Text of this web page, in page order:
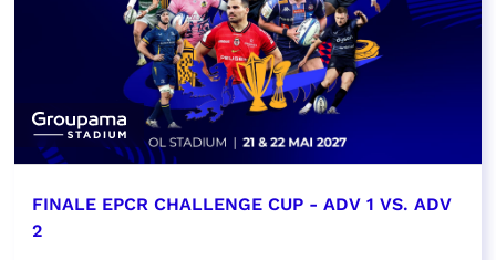
FINALE EPCR CHALLENGE CUP - ADV 1 VS. ADV
2